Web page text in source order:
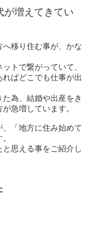
が増えてきてい
へ移り住む事が、かな
トで繋がっていて、
ばどこでも仕事が出
為、結婚や出産をき
急増しています。
「地方に住み始めて
思える事をご紹介し